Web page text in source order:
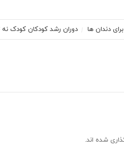
دندان ها دوران رشد کودکان کودک نه
شده اند.